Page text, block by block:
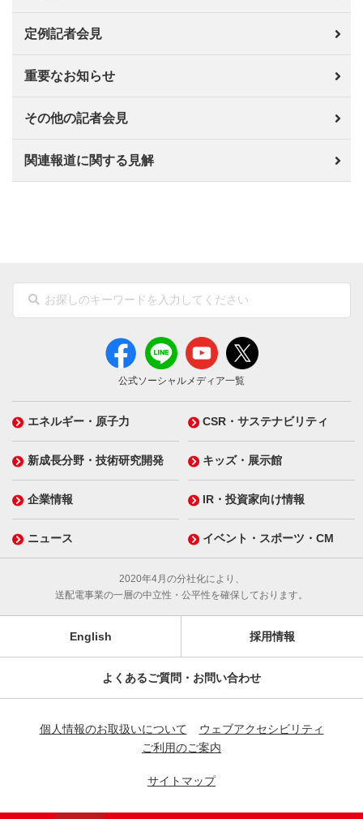
定例記者会見
重要なお知らせ
その他の記者会見
関連報道に関する見解
公式ソーシャルメディア一覧
エネルギー・原子力 CSR・サステナビリティ
新成長分野・技術研究開発 キッズ・展示館
企業情報 IR・投資家向け情報
ニュース イベント・スポーツ・CM
2020年4月の分社化により、
送配電事業の一層の中立性・公平性を確保しております。
English 採用情報
よくあるご質問・お問い合わせ
個人情報のお取扱いについて
ウェブアクセシビリティ
ご利用のご案内
サイトマップ